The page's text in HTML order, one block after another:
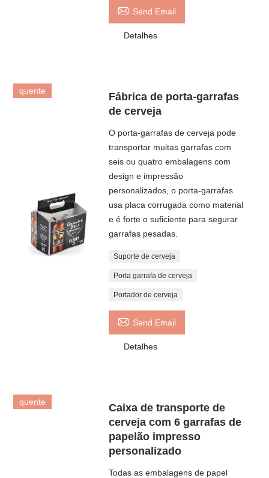
 Send Email
Detalhes
quente
Fábrica de porta-garrafas
de cerveja
O porta-garrafas de cerveja pode
transportar muitas garrafas com
seis ou quatro embalagens com
design e impressão
personalizados, o porta-garrafas
usa placa corrugada como material
e é forte o suficiente para segurar
garrafas pesadas.
Suporte de cerveja
Porta garrafa de cerveja
Portador de cerveja
 Send Email
Detalhes
quente
Caixa de transporte de
cerveja com 6 garrafas de
papelão impresso
personalizado
Todas as embalagens de papel